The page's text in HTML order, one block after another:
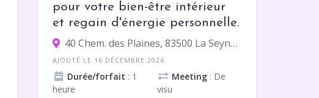
pour votre bien-être intérieur
et regain d'énergie personnelle.
40 Chem. des Plaines, 83500 La Seyne-sur-Mer
AJOUTÉ LE 16 DÉCEMBRE 2024
Durée/forfait : 1
heure
Meeting: De
visu